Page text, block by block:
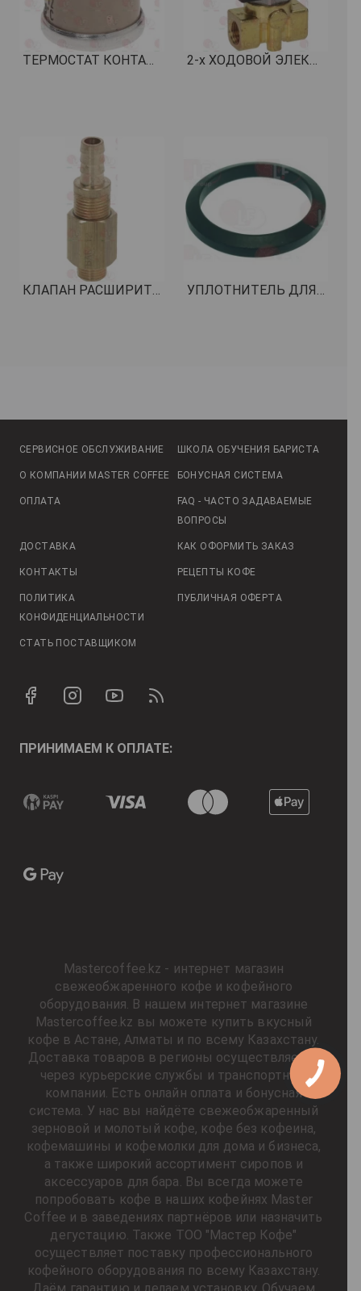
ТЕРМОСТАТ КОНТАКТНЫЙ 150°C КОД: 1444601 2-х ХОДОВОЙ ЭЛЕКТРОМАГНИТНЫЙ КЛАПАН SIRAI 230В 50Гц КОД: 1120240
СЕРВИСНОЕ ОБСЛУЖИВАНИЕ ШКОЛА ОБУЧЕНИЯ БАРИСТА
О КОМПАНИИ MASTER COFFEE БОНУСНАЯ СИСТЕМА
ОПЛАТА
FAQ - ЧАСТО ЗАДАВАЕМЫЕ
ВОПРОСЫ
ДОСТАВКА КАК ОФОРМИТЬ ЗАКАЗ
КОНТАКТЫ РЕЦЕПТЫ КОФЕ
ПОЛИТИКА
КОНФИДЕНЦИАЛЬНОСТИ
ПУБЛИЧНАЯ ОФЕРТА
СТАТЬ ПОСТАВЩИКОМ
ПРИНИМАЕМ К ОПЛАТЕ:
Mastercoffee.kz - интернет магазин
свежеобжаренного кофе и кофейного
оборудования. В нашем интернет магазине
Mastercoffee.kz вы можете купить вкусный
кофе в Астане, Алматы и по всему Казахстану.
Доставка товаров в регионы осуществляется
через курьерские службы и транспортные
компании. Есть онлайн оплата и бонусная
система. У нас вы найдёте свежеобжаренный
зерновой и молотый кофе, кофе без кофеина,
кофемашины и кофемолки для дома и бизнеса,
а также широкий ассортимент сиропов и
аксессуаров для бара. Вы всегда можете
попробовать кофе в наших кофейнях Master
Coffee и в заведениях партнёров или назначить
дегустацию. Также ТОО "Мастер Кофе"
осуществляет поставку профессионального
кофейного оборудования по всему Казахстану.